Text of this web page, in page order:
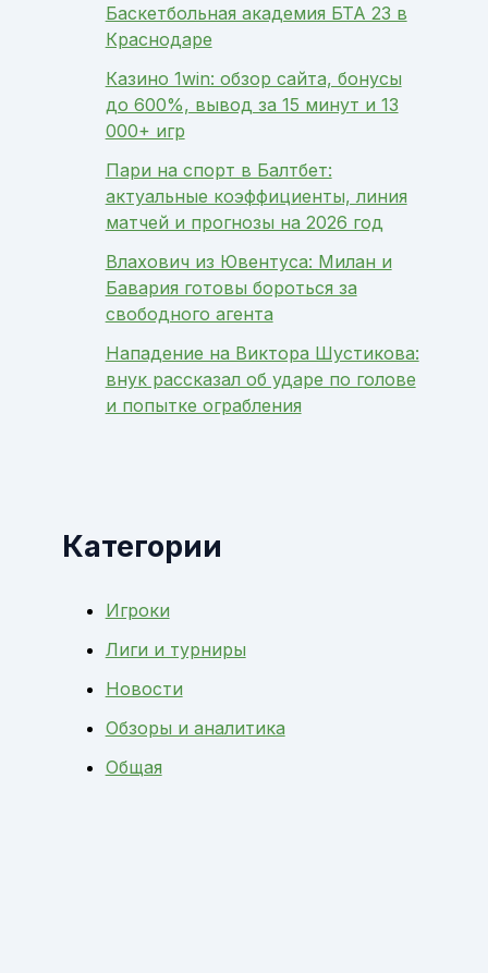
Баскетбольная академия БТА 23 в
Краснодаре
Казино 1win: обзор сайта, бонусы
до 600%, вывод за 15 минут и 13
000+ игр
Пари на спорт в Балтбет:
актуальные коэффициенты, линия
матчей и прогнозы на 2026 год
Влахович из Ювентуса: Милан и
Бавария готовы бороться за
свободного агента
Нападение на Виктора Шустикова:
внук рассказал об ударе по голове
и попытке ограбления
Категории
Игроки
Лиги и турниры
Новости
Обзоры и аналитика
Общая